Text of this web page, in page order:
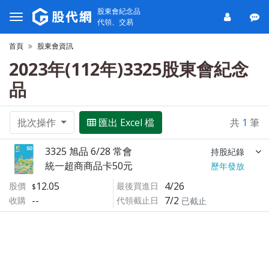
股東會紀念品
代領、交易
首頁 股東會資訊
2023年(112年)3325股東會紀念
品
批次操作 匯出 Excel 檔 共 1 筆
3325 旭品 6/28 常會 持股紀錄
統一超商商品卡50元
歷年發放
股價
12.05
收購 --
最後買進日 4/26
代領截止日 7/2 已截止